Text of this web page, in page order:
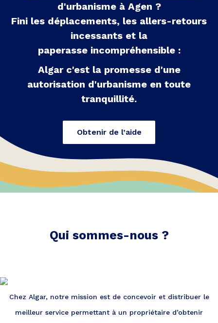
d'urbanisme à Agen ?
Fini les déplacements, les allers-retours
incessants et la
paperasse incompréhensible :
Algar c'est la promesse d'une
autorisation d'urbanisme en toute
tranquillité.
Obtenir de l’aide
Qui sommes-nous ?
Chez Algar, notre mission est de concevoir et distribuer le
meilleur service permettant à un propriétaire d’obtenir